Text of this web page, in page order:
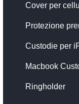
Cover per
Protezione
Custodie per
Macbook
Ringholder